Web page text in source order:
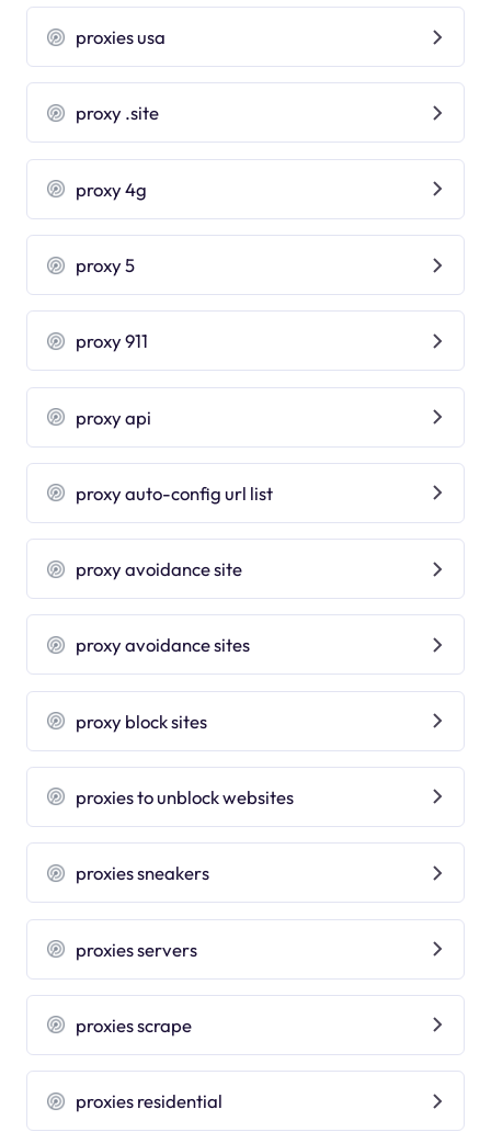
proxies usa
proxy .site
proxy 4g
proxy 5
proxy 911
proxy api
proxy auto-config url list
proxy avoidance site
proxy avoidance sites
proxy block sites
proxies to unblock websites
proxies sneakers
proxies servers
proxies scrape
proxies residential